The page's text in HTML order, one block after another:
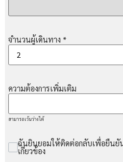
จำนวนผู้เดินทาง *
ความต้องการเพิ่มเติม
สามารถเว้นว่างได้
ฉันยินยอมให้ติดต่อกลับเพื่อยืนยั
เกี่ยวข้อง